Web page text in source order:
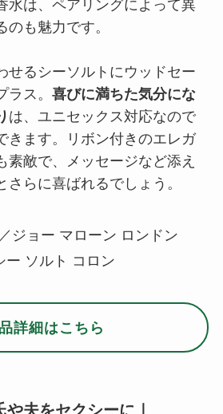
ジョー マローン ロンドン
詳細はこちら
や夫をセクシーに｜